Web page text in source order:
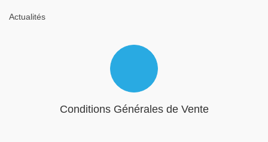
Actualités
Conditions Générales de Vente